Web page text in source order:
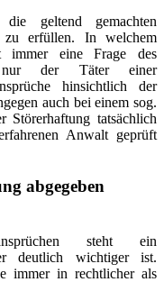
geltend gemachten
zu erfüllen. In welchem
immer eine Frage des
nur der Täter einer
hinsichtlich der
auch bei einem sog.
tatsächlich
Anwalt geprüft
abgegeben
steht ein
deutlich wichtiger ist.
immer in rechtlicher als